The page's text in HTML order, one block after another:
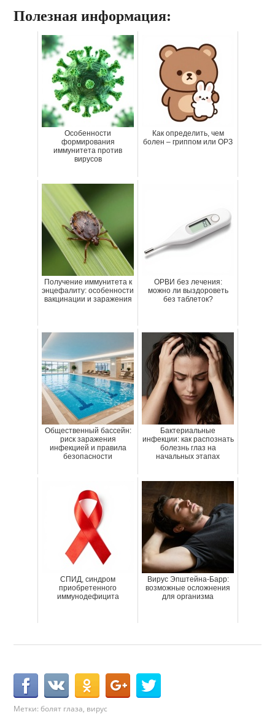
Полезная информация:
Особенности
формирования
иммунитета против
вирусов
Как определить, чем
болен – гриппом или ОРЗ
Получение иммунитета к
энцефалиту: особенности
вакцинации и заражения
ОРВИ без лечения:
можно ли выздороветь
без таблеток?
Общественный бассейн:
риск заражения
инфекцией и правила
безопасности
Бактериальные
инфекции: как распознать
болезнь глаз на
начальных этапах
СПИД, синдром
приобретенного
иммунодефицита
Вирус Эпштейна-Барр:
возможные осложнения
для организма
Метки:болят глаза, вирус